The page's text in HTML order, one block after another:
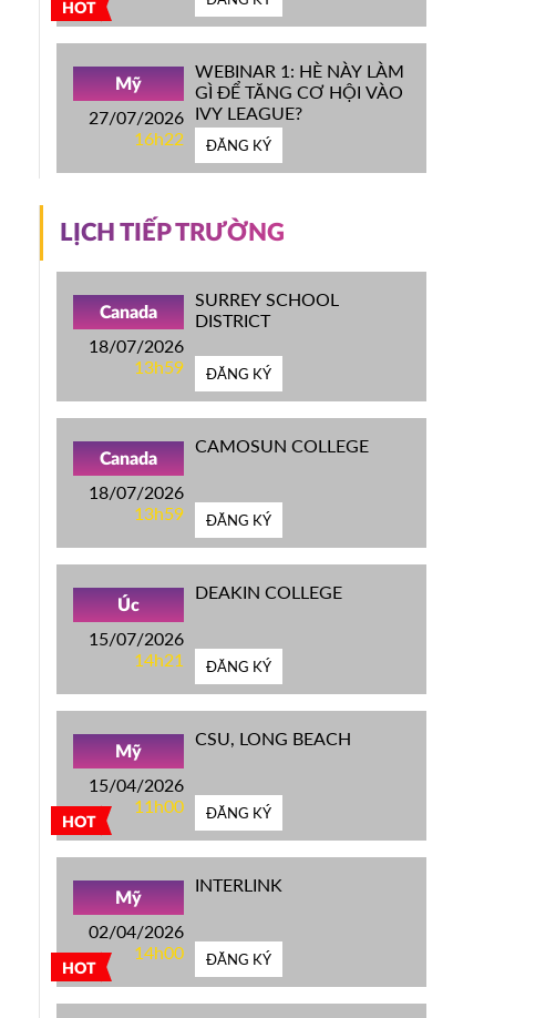
HOT
ĐẦU MỸ
Mỹ
27/07/2026
16h22
WEBINAR 1: HÈ NÀY LÀM
GÌ ĐỂ TĂNG CƠ HỘI VÀO
IVY LEAGUE?
ĐĂNG KÝ
LỊCH TIẾP TRƯỜNG
Canada
18/07/2026
13h59
SURREY SCHOOL
DISTRICT
ĐĂNG KÝ
Canada
18/07/2026
13h59
CAMOSUN COLLEGE
ĐĂNG KÝ
Úc
15/07/2026
14h21
DEAKIN COLLEGE
ĐĂNG KÝ
HOT
Mỹ
15/04/2026
11h00
CSU, LONG BEACH
ĐĂNG KÝ
HOT
Mỹ
02/04/2026
14h00
INTERLINK
ĐĂNG KÝ